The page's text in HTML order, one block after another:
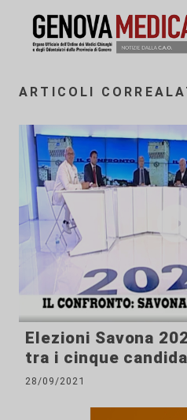
ARTICOLI
Elezioni Savona
tra i cinque
28/09/2021